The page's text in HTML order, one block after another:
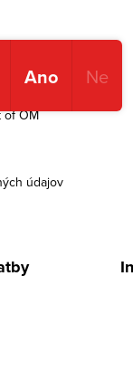
of OM
údajov
Ano Ne